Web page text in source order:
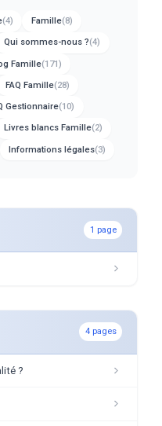
(4) Famille(8)
Qui sommes-nous ?(4)
Famille(171)
FAQ Famille(28)
Gestionnaire(10)
Livres blancs Famille(2)
Informations légales(3)
1 page
4 pages
?